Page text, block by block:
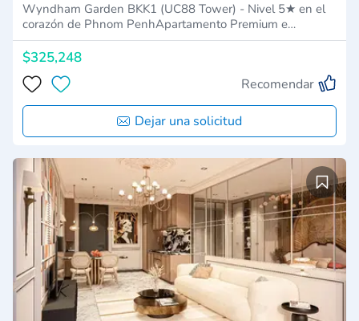
Wyndham Garden BKK1 (UC88 Tower) - Nivel 5★ en el
corazón de Phnom PenhApartamento Premium e…
$325,248
Recomendar
Dejar una solicitud